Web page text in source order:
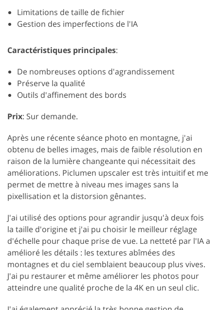
Limitations de taille de fichier
Gestion des imperfections de l'IA
Caractéristiques principales:
De nombreuses options d'agrandissement
Préserve la qualité
Outils d'affinement des bords
Prix: Sur demande.
Après une récente séance photo en montagne, j'ai
obtenu de belles images, mais de faible résolution en
raison de la lumière changeante qui nécessitait des
améliorations. Piclumen upscaler est très intuitif et me
permet de mettre à niveau mes images sans la
pixellisation et la distorsion gênantes.
J'ai utilisé des options pour agrandir jusqu'à deux fois
la taille d'origine et j'ai pu choisir le meilleur réglage
d'échelle pour chaque prise de vue. La netteté par l'IA a
amélioré les détails : les textures abîmées des
montagnes et du ciel semblaient beaucoup plus vives.
J'ai pu restaurer et même améliorer les photos pour
atteindre une qualité proche de la 4K en un seul clic.